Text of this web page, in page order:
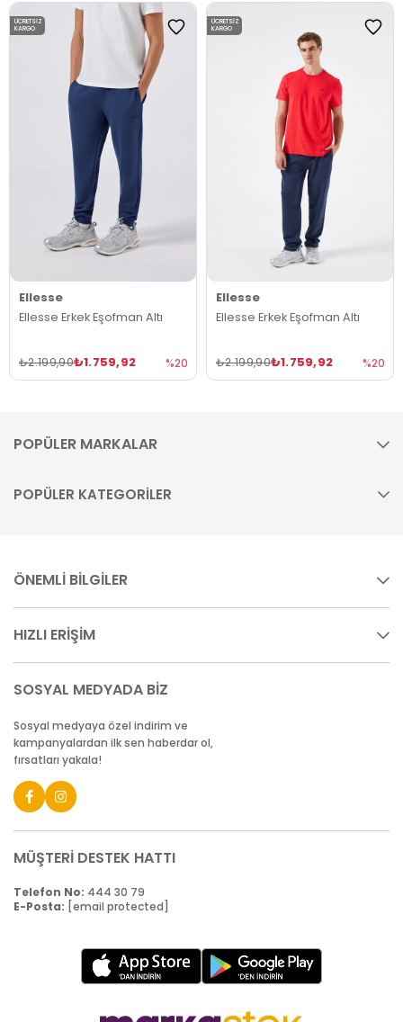
Ellesse
Ellesse Erkek Eşofman Altı
₺1.759,92
₺2.199,90 %20
ÜCRETSIZ
KARGO
Ellesse
Ellesse Erkek Eşofman Altı
₺1.759,92
₺2.199,90 %20
ÜCRETSIZ
KARGO
POPÜLER MARKALAR
POPÜLER KATEGORİLER
ÖNEMLİ BİLGİLER
HIZLI ERİŞİM
SOSYAL MEDYADA BİZ
Sosyal medyaya özel indirim ve
kampanyalardan ilk sen haberdar ol,
fırsatları yakala!
MÜŞTERİ DESTEK HATTI
Telefon No: 444 30 79
E-Posta: [email protected]